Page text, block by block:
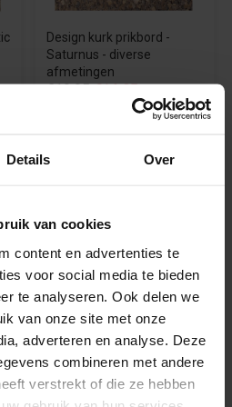
Details Over
van cookies
content en advertenties te
voor social media te bieden
te analyseren. Ook delen we
van onze site met onze
adverteren en analyse. Deze
combineren met andere
verstrekt of die ze hebben
Design kurk prikbord -
Saturnus - diverse
afmetingen
€19,95 €14,95
Ophanghaakjes voor
prikborden - set 2 stuks
€3,95